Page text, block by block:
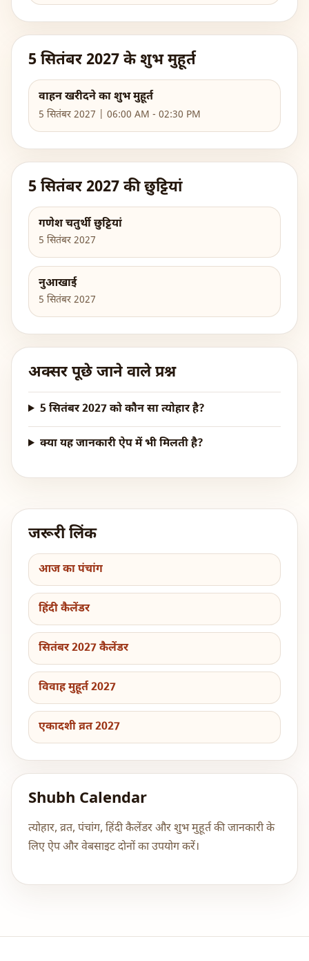
5 सितंबर 2027 के शुभ मुहूर्त
वाहन खरीदने का शुभ मुहूर्त
5 सितंबर 2027 | 06:00 AM - 02:30 PM
5 सितंबर 2027 की छुट्टियां
गणेश चतुर्थी छुट्टियां
5 सितंबर 2027
नुआखाई
5 सितंबर 2027
अक्सर पूछे जाने वाले प्रश्न
5 सितंबर 2027 को कौन सा त्योहार है?
क्या यह जानकारी ऐप में भी मिलती है?
जरूरी लिंक
आज का पंचांग
हिंदी कैलेंडर
सितंबर 2027 कैलेंडर
विवाह मुहूर्त 2027
एकादशी व्रत 2027
Shubh Calendar
त्योहार, व्रत, पंचांग, हिंदी कैलेंडर और शुभ मुहूर्त की जानकारी के
लिए ऐप और वेबसाइट दोनों का उपयोग करें।